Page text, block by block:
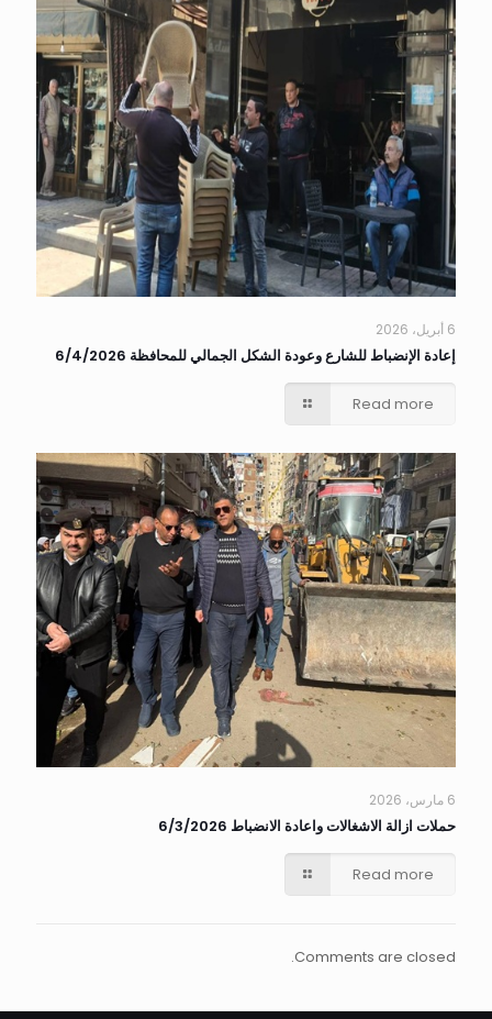
6 أبريل، 2026
إعادة الإنضباط للشارع وعودة الشكل الجمالي للمحافظة 6/4/2026
Read more
6 مارس، 2026
حملات ازالة الاشغالات واعادة الانضباط 6/3/2026
Read more
Comments are closed.